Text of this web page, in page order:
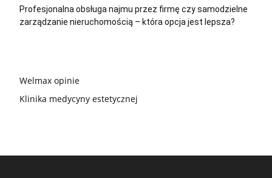
Profesjonalna obsługa najmu przez firmę czy samodzielne
zarządzanie nieruchomością – która opcja jest lepsza?
Welmax opinie
Klinika medycyny estetycznej